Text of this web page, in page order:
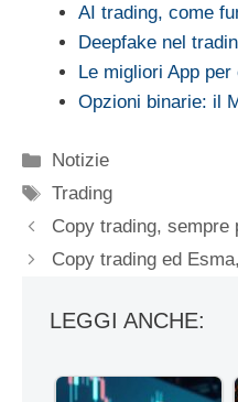
AI trading, come
Deepfake nel
Le migliori App
Opzioni binarie: il
Categorie
Notizie
Tag
Trading
Copy trading, sempre
Copy trading ed
LEGGI ANCHE: